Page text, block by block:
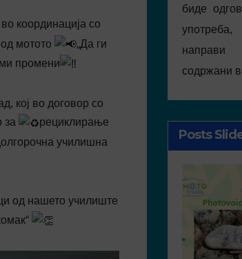
во координација со
мотото
„Да ги
промени
кој во договор со
за
рециклирање
училишна
од нашето училиште
биде
направи
содржани
Posts